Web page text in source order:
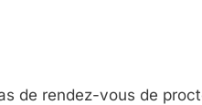
de rendez-vous de